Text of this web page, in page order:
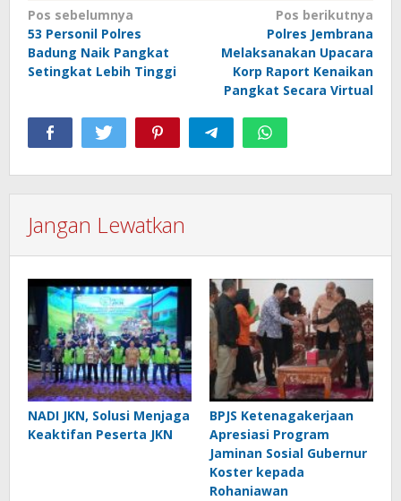
Navigasi
pos
Pos sebelumnya
53 Personil Polres
Badung Naik Pangkat
Setingkat Lebih Tinggi
Pos berikutnya
Polres Jembrana
Melaksanakan Upacara
Korp Raport Kenaikan
Pangkat Secara Virtual
Jangan Lewatkan
NADI JKN, Solusi Menjaga
Keaktifan Peserta JKN
BPJS Ketenagakerjaan
Apresiasi Program
Jaminan Sosial Gubernur
Koster kepada
Rohaniawan